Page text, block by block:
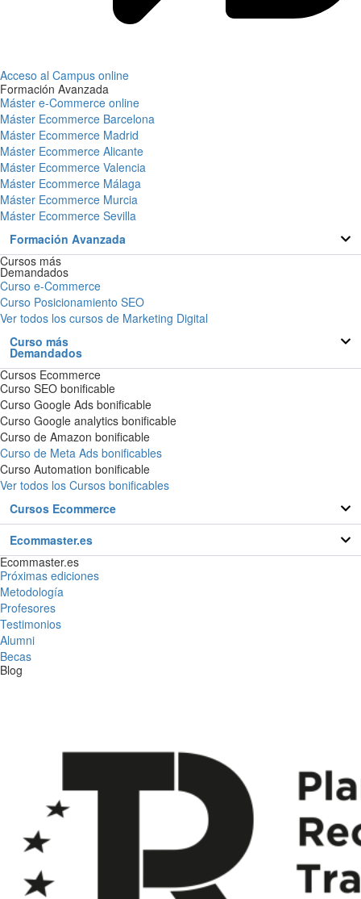
Acceso al Campus online
Formación Avanzada
Máster e-Commerce online
Máster Ecommerce Barcelona
Máster Ecommerce Madrid
Máster Ecommerce Alicante
Máster Ecommerce Valencia
Máster Ecommerce Málaga
Máster Ecommerce Murcia
Máster Ecommerce Sevilla
Formación Avanzada
Cursos más
Demandados
Curso e-Commerce
Curso Posicionamiento SEO
Ver todos los cursos de Marketing Digital
Curso más
Demandados
Cursos Ecommerce
Curso SEO bonificable
Curso Google Ads bonificable
Curso Google analytics bonificable
Curso de Amazon bonificable
Curso de Meta Ads bonificables
Curso Automation bonificable
Ver todos los Cursos bonificables
Cursos Ecommerce
Ecommaster.es
Ecommaster.es
Próximas ediciones
Metodología
Profesores
Testimonios
Alumni
Becas
Blog